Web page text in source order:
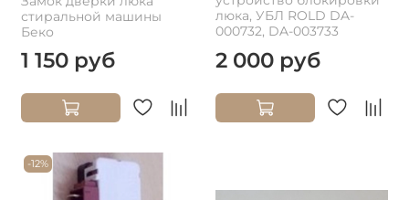
стиральной машины
Беко
1 150 руб
люка, УБЛ ROLD DA-
000732, DA-003733
2 000 руб
-12%